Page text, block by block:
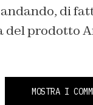
di
prodotto
MOSTRA I